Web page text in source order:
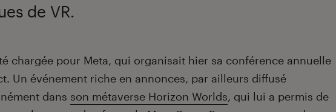
de VR.
chargée pour Meta, qui organisait hier sa conférence annuelle
Un événement riche en annonces, par ailleurs diffusé
dans son métaverse Horizon Worlds, qui lui a permis de